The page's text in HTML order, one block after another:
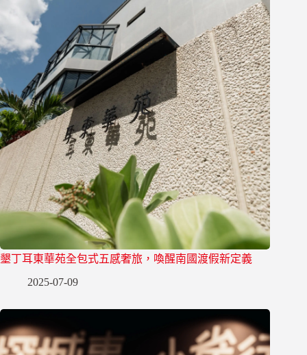
墾丁耳東華苑全包式五感奢旅，喚醒南國渡假新定義
2025-07-09